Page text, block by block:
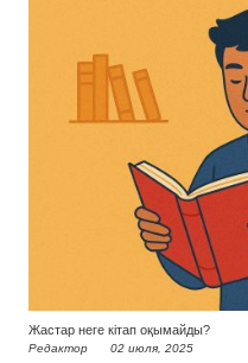
Жастар неге кітап оқымайды?
Редактор 02 июля, 2025